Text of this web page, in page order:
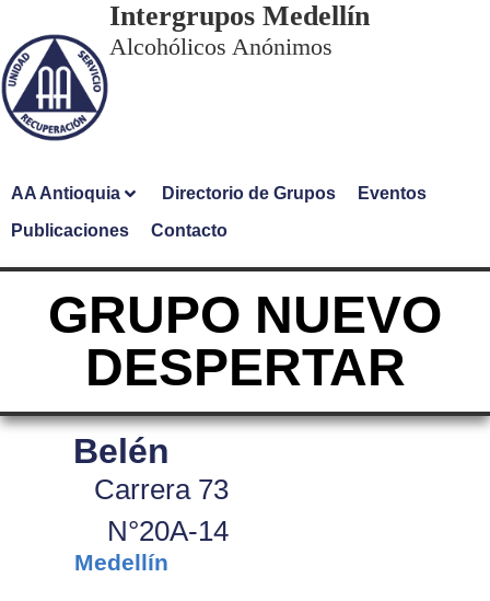
Intergrupos Medellín
Alcohólicos Anónimos
AA Antioquia Directorio de Grupos
Eventos
Publicaciones
Contacto
GRUPO NUEVO
DESPERTAR
Belén
Carrera 73
N°20A-14
Medellín